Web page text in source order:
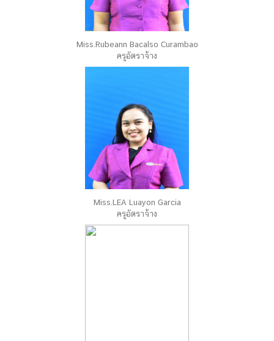
Miss.Rubeann Bacalso Curambao
ครูอัตราจ้าง
Miss.LEA Luayon Garcia
ครูอัตราจ้าง